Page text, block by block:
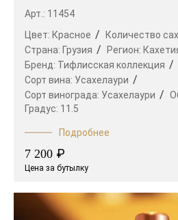
Арт.: 11454
Цвет: Красное Количество
Страна: Грузия Регион:
Бренд: Тифлисская коллекция
Сорт вина: Усахелаури
Сорт винограда: Усахелаури
Градус: 11.5
Подробнее
7 200 ₽
Цена за бутылку